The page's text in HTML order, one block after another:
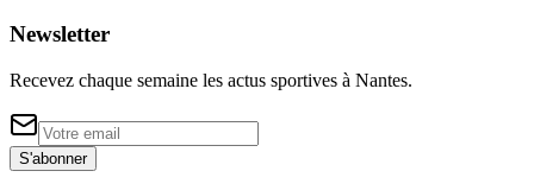
Newsletter
Recevez chaque semaine les actus sportives à Nantes.
S'abonner